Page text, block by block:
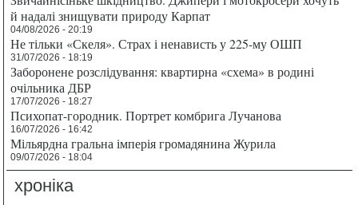
й надалі знищувати природу Карпат
04/08/2026 - 20:19
Не тільки «Скеля». Страх і ненависть у 225-му ОШП
31/07/2026 - 18:19
Заборонене розслідування: квартирна «схема» в родині
очільника ДБР
17/07/2026 - 18:27
Психопат-городник. Портрет комбрига Лучанова
16/07/2026 - 16:42
Мільярдна гральна імперія громадянина Журила
09/07/2026 - 18:04
хроніка